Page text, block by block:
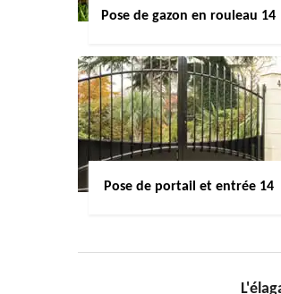
Pose de gazon en rouleau 14
Pose de portail et entrée 14